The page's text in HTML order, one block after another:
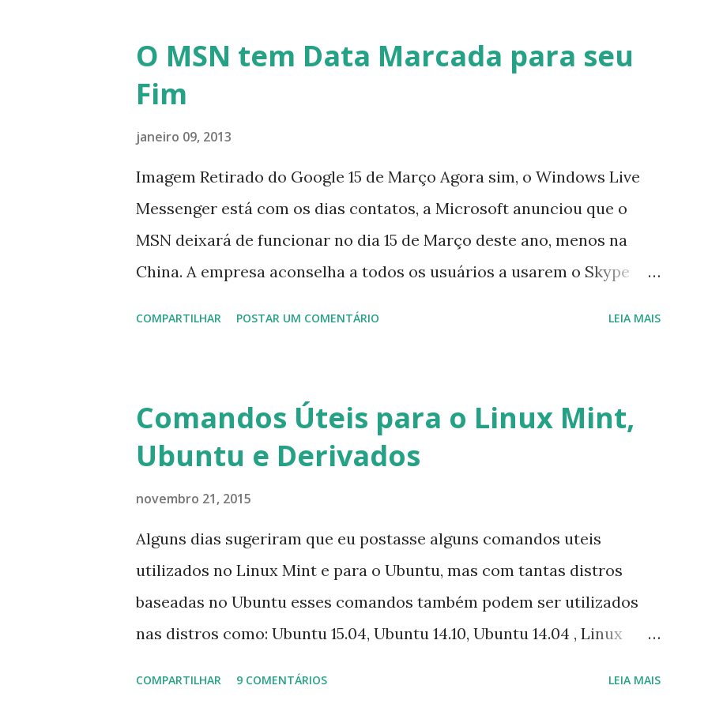
O MSN tem Data Marcada para seu
Fim
janeiro 09, 2013
Imagem Retirado do Google 15 de Março Agora sim, o Windows Live
Messenger está com os dias contatos, a Microsoft anunciou que o
MSN deixará de funcionar no dia 15 de Março deste ano, menos na
China. A empresa aconselha a todos os usuários a usarem o Skype
notificação). Acho o Skype melhor que o Windows Live (assim como
muitos profissionais de TI) , mesmo na versão para Linux, claro,
sempre existem outras opções e o Pidgin, que se mostra como opção.
COMPARTILHAR POSTAR UM COMENTÁRIO LEIA MAIS
Comandos Úteis para o Linux Mint,
Ubuntu e Derivados
novembro 21, 2015
Alguns dias sugeriram que eu postasse alguns comandos uteis
utilizados no Linux Mint e para o Ubuntu, mas com tantas distros
baseadas no Ubuntu esses comandos também podem ser utilizados
nas distros como: Ubuntu 15.04, Ubuntu 14.10, Ubuntu 14.04 , Linux
COMPARTILHAR 9 COMENTÁRIOS LEIA MAIS